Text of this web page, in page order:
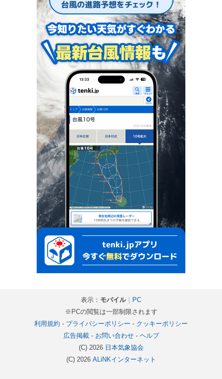
表示： モバイル｜ PC
※PCの閲覧は一部制限されます
利用規約 - プライバシーポリシー - クッキーポリシー
広告掲載- お問い合わせ- ヘルプ
(C) 2026 日本気象協会
(C) 2026 ALiNKインターネット